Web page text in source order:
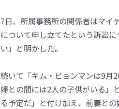
7日、所属事務所の関係者はマイ
について申し立てたという訴訟
い」と明かした。
続いて「キム・ビョンマンは9月
婦との間には2人の子供がいる」
る予定だ」と付け加え、前妻と